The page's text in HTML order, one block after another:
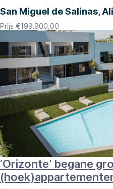
San Miguel de Salinas,
Prijs €199.900,00
‘Orizonte’ begane